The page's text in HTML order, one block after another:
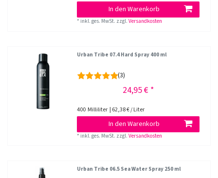
In den Warenkorb
* inkl. ges. MwSt. zzgl.Versandkosten
Urban Tribe 07.4 Hard Spray 400 ml
(3)
24,95 € *
400 Milliliter | 62,38 € / Liter
In den Warenkorb
* inkl. ges. MwSt. zzgl.Versandkosten
Urban Tribe 06.5 Sea Water Spray 250 ml